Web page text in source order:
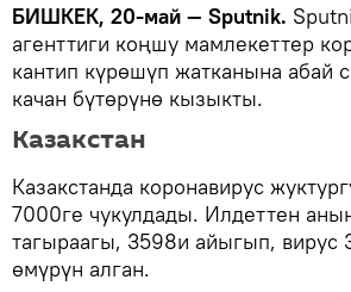
БИШКЕК, 20-май — Sputnik.
агенттиги коңшу мамлекеттер
кантип күрөшүп жатканына абай
качан бүтөрүнө кызыкты.
Казакстан
Казакстанда коронавирус
7000ге чукулдады. Илдеттен
тагыраагы, 3598и айыгып, вирус
өмүрүн алган.